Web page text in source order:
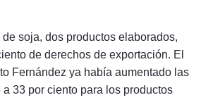
de soja, dos productos elaborados,
de derechos de exportación. El
Fernández ya había aumentado las
33 por ciento para los productos